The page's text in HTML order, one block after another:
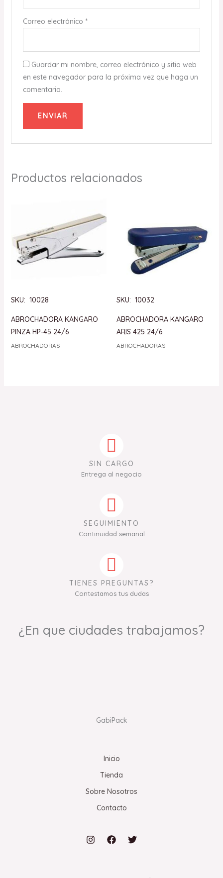
Correo electrónico *
Guardar mi nombre, correo electrónico y sitio web
en este navegador para la próxima vez que haga un
comentario.
Productos relacionados
SKU: 10028
ABROCHADORA KANGARO
PINZA HP-45 24/6
ABROCHADORAS
SKU: 10032
ABROCHADORA KANGARO
ARIS 425 24/6
ABROCHADORAS
SIN CARGO
Entrega al negocio
SEGUIMIENTO
Continuidad semanal
TIENES PREGUNTAS?
Contestamos tus dudas
¿En que ciudades trabajamos?
GabiPack
Inicio
Tienda
Sobre Nosotros
Contacto